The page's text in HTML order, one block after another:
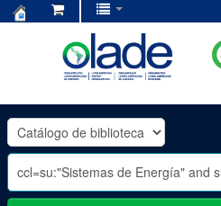
OLADE
-